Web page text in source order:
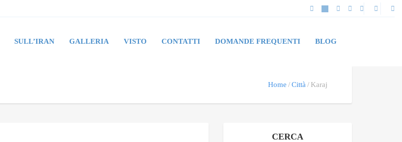
SULL’IRAN GALLERIA VISTO CONTATTI DOMANDE FREQUENTI BLOG
Home Città Karaj
CERCA